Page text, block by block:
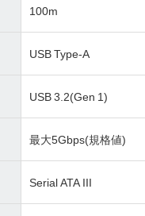
100m
USB Type-A
USB 3.2(Gen 1)
最大5Gbps(規格値)
Serial ATA III